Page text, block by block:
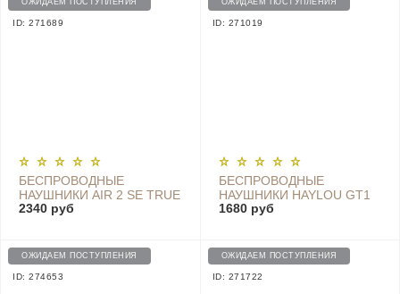
ОЖИДАЕМ ПОСТУПЛЕНИЯ
ID: 271689
БЕСПРОВОДНЫЕ
НАУШНИКИ AIR 2 SE TRUE
WIRELESS EARPHONES
2340 руб
ОЖИДАЕМ ПОСТУПЛЕНИЯ
ID: 271019
БЕСПРОВОДНЫЕ
НАУШНИКИ HAYLOU GT1
TWS BLUETOOTH
1680 руб
ОЖИДАЕМ ПОСТУПЛЕНИЯ
ID: 274653
ОЖИДАЕМ ПОСТУПЛЕНИЯ
ID: 271722